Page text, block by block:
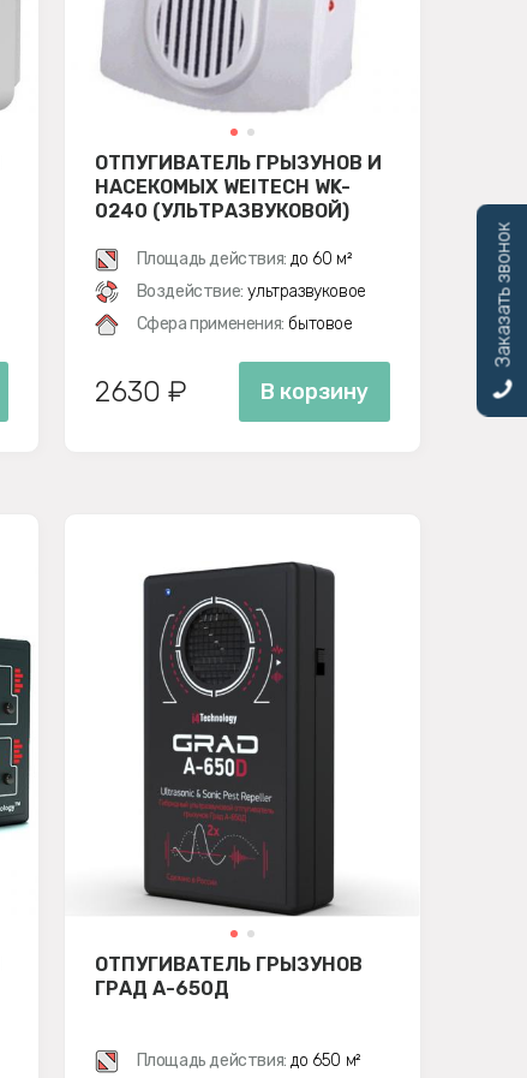
ОТПУГИВАТЕЛЬ ГРЫЗУНОВ И
НАСЕКОМЫХ WEITECH WK-
0240 (УЛЬТРАЗВУКОВОЙ)
Площадь действия: до 60 м²
Воздействие: ультразвуковое
Сфера применения: бытовое
2630 ₽ В корзину
ОТПУГИВАТЕЛЬ ГРЫЗУНОВ
ГРАД А-650Д
Площадь действия: до 650 м²
Заказать звонок